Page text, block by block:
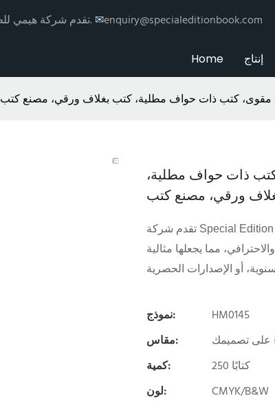
تقدم شركة هيمي للطباعة خدمات طباعة وتغليف الكتب حسب الطلب مع توزيع عالمي. ✉enquiry@specialeditionbook.com
Home إنتاج
كتب ذات حواف مطلية، كتب بغلاف ورقي، مصنع كتب
ذات حواف مطلية،
ورقي، مصنع كتب
تقدم شركة Special Edition Book Printing خدمات طباعة مميزة مصممة لإنتاج طبعات فاخرة
مما يجعلها مثالية
نموذج:
HM0145
مقاس:
على تصميمك
كمية:
250 كتابًا
لون:
CMYK/B&W